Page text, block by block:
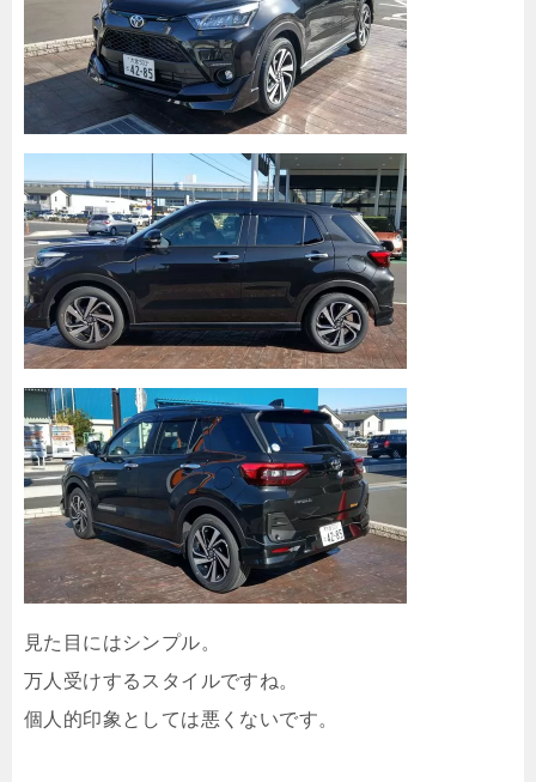
見た目にはシンプル。
万人受けするスタイルですね。
個人的印象としては悪くないです。